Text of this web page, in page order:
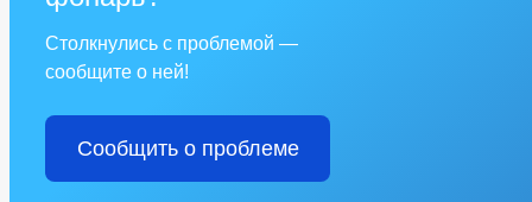
Столкнулись с проблемой —
сообщите о ней!
Сообщить о проблеме